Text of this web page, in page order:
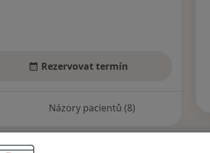
Rezervovat termín
Názory pacientů (8)